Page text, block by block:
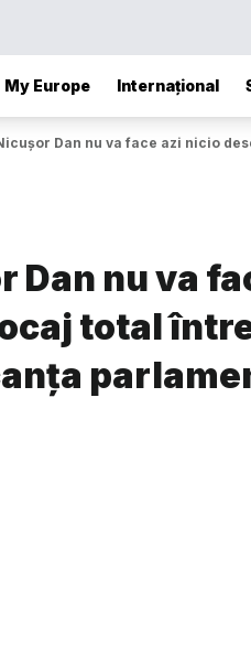
My Europe Internațional
Dan nu va face azi nicio
Dan nu va
total